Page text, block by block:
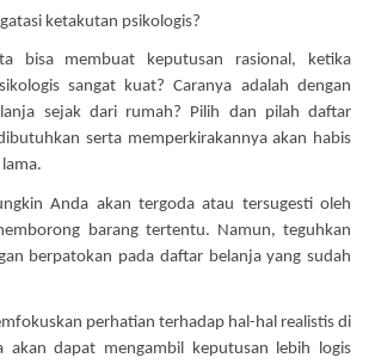
ketakutan psikologis?
bisa membuat keputusan rasional, ketika
sangat kuat? Caranya adalah dengan
sejak dari rumah? Pilih dan pilah daftar
serta memperkirakannya akan habis
Anda akan tergoda atau tersugesti oleh
barang tertentu. Namun, teguhkan
berpatokan pada daftar belanja yang sudah
perhatian terhadap hal-hal realistis di
akan dapat mengambil keputusan lebih logis